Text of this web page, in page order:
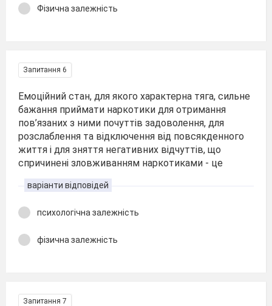
Фізична залежність
Запитання 6
Емоційний стан, для якого характерна тяга, сильне
бажання приймати наркотики для отримання
пов’язаних з ними почуттів задоволення, для
розслаблення та відключення від повсякденного
життя і для зняття негативних відчуттів, що
спричинені зловживанням наркотиками - це
варіанти відповідей
психологічна залежність
фізична залежність
Запитання 7